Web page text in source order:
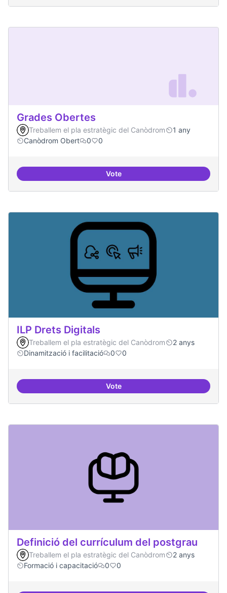
Grades Obertes
Treballem el pla estratègic del Canòdrom
1 any
Canòdrom Obert
0 0
VoteGrades Obertes
ILP Drets Digitals
Treballem el pla estratègic del Canòdrom
2 anys
Dinamització i facilitació
0 0
VoteILP Drets Digitals
Definició del currículum del postgrau
Treballem el pla estratègic del Canòdrom
2 anys
Formació i capacitació
0 0